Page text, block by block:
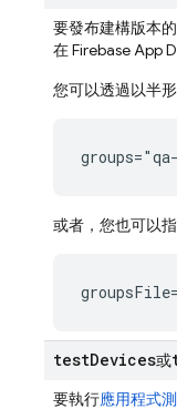
要發布建構版本
在 FirebaseApp
您可以透過以半
或者，您也可以
testDevices或
要執行應用程式